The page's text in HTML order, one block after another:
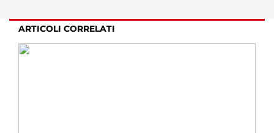
ARTICOLI CORRELATI